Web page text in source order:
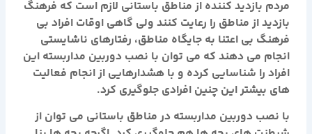
مردم بازدید کننده از مناطق باستانی لازم است که فرهنگ
بازدید از مناطق را رعایت کنند ولی گاهی اوقات افراد بی
فرهنگ بی اعتنا به جایگاه مناطق، رفتارهای ناشایستی
انجام می دهند که می توان با نصب دوربین مداربسته این
افراد را شناسایی کرده و با هشدارهایی از انجام فعالیت
های بیشتر این چنین افرادی جلوگیری کرد.
با نصب دوربین مداربسته در مناطق باستانی می توان از